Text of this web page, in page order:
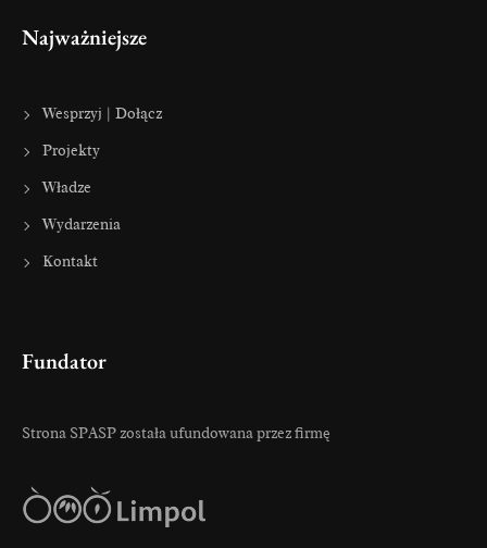
Najważniejsze
Wesprzyj | Dołącz
Projekty
Władze
Wydarzenia
Kontakt
Fundator
Strona SPASP została ufundowana przez firmę